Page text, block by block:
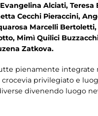
Evangelina Alciati,
Cecchi Pieraccini,
Marcelli
Mimì Quilici
Zatkova.
pienamente integrate
privilegiato e
divenendo luogo